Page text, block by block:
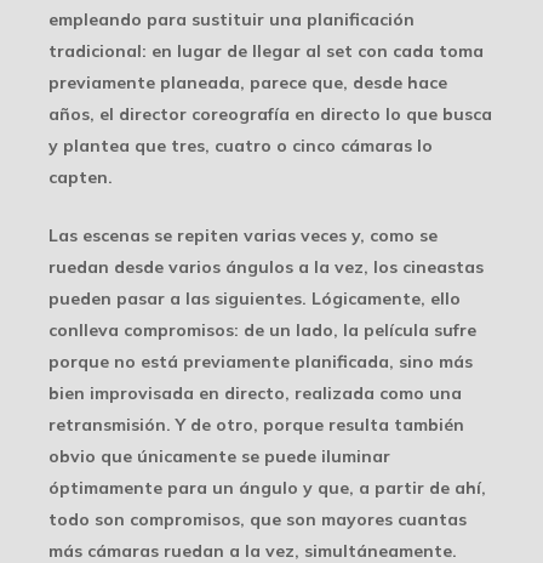
empleando para sustituir una planificación
tradicional: en lugar de llegar al set con cada toma
previamente planeada, parece que, desde hace
años, el director coreografía en directo lo que busca
y plantea que tres, cuatro o cinco cámaras lo
capten.
Las escenas se repiten varias veces y, como se
ruedan desde varios ángulos a la vez, los cineastas
pueden pasar a las siguientes. Lógicamente, ello
conlleva compromisos: de un lado, la película sufre
porque no está previamente planificada, sino más
bien improvisada en directo, realizada como una
retransmisión. Y de otro, porque resulta también
obvio que únicamente se puede iluminar
óptimamente para un ángulo y que, a partir de ahí,
todo son compromisos, que son mayores cuantas
más cámaras ruedan a la vez, simultáneamente.